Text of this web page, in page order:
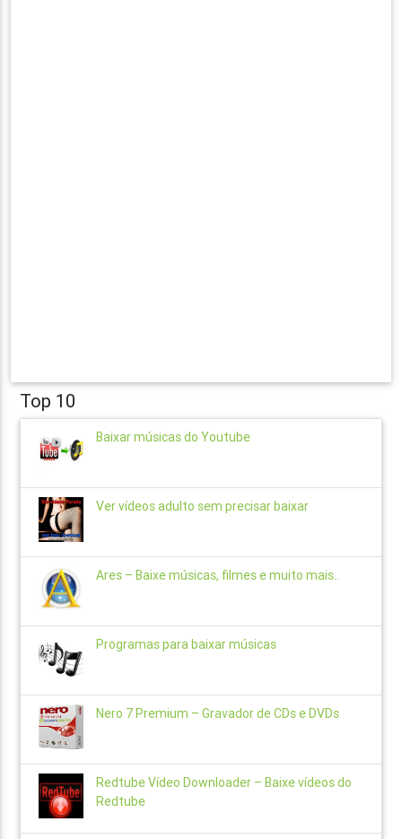
Top 10
Baixar músicas do Youtube
Ver vídeos adulto sem precisar baixar
Ares – Baixe músicas, filmes e muito mais..
Programas para baixar músicas
Nero 7 Premium – Gravador de CDs e DVDs
Redtube Vídeo Downloader – Baixe vídeos do
Redtube